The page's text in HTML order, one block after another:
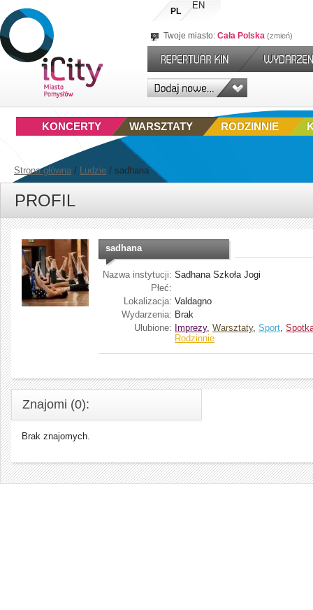
PL
EN
Twoje miasto: Cała Polska zmień
RODZINNIE
WARSZTATY
KONCERTY
Strona główna / Ludzie / sadhana
PROFIL
sadhana
Nazwa instytucji: Sadhana Szkoła Jogi
Płeć:
Lokalizacja: Valdagno
Wydarzenia: Brak
Ulubione: Imprezy, Warsztaty, Sport,
Rodzinnie
Znajomi (0):
Brak znajomych.